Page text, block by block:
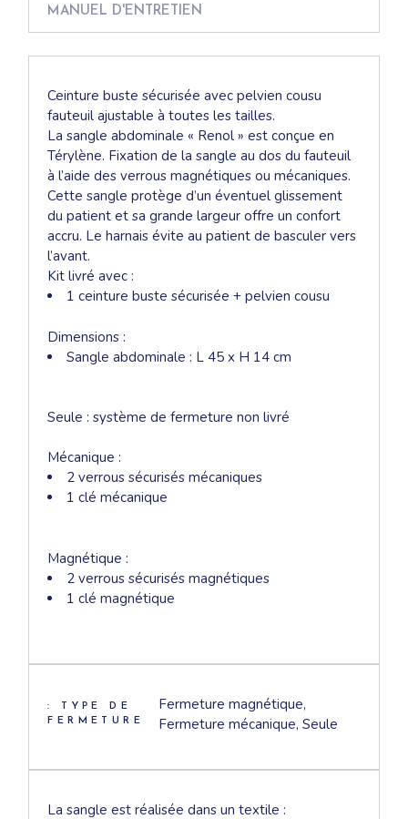
MANUEL D'ENTRETIEN
Ceinture buste sécurisée avec pelvien cousu
fauteuil ajustable à toutes les tailles.
La sangle abdominale « Renol » est conçue en
Térylène. Fixation de la sangle au dos du fauteuil
à l’aide des verrous magnétiques ou mécaniques.
Cette sangle protège d’un éventuel glissement
du patient et sa grande largeur offre un confort
accru. Le harnais évite au patient de basculer vers
l’avant.
Kit livré avec :
1 ceinture buste sécurisée + pelvien cousu
Dimensions :
Sangle abdominale : L 45 x H 14 cm
Seule : système de fermeture non livré
Mécanique :
2 verrous sécurisés mécaniques
1 clé mécanique
Magnétique :
2 verrous sécurisés magnétiques
1 clé magnétique
: TYPE DE
FERMETURE
Fermeture magnétique,
Fermeture mécanique, Seule
La sangle est réalisée dans un textile :